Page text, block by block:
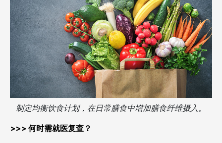
制定均衡饮食计划，在日常膳食中增加膳食纤维摄入。
>>> 何时需就医复查？